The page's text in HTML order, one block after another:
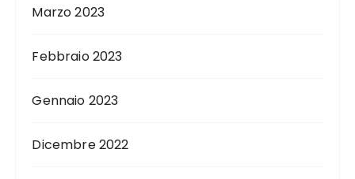
Marzo 2023
Febbraio 2023
Gennaio 2023
Dicembre 2022